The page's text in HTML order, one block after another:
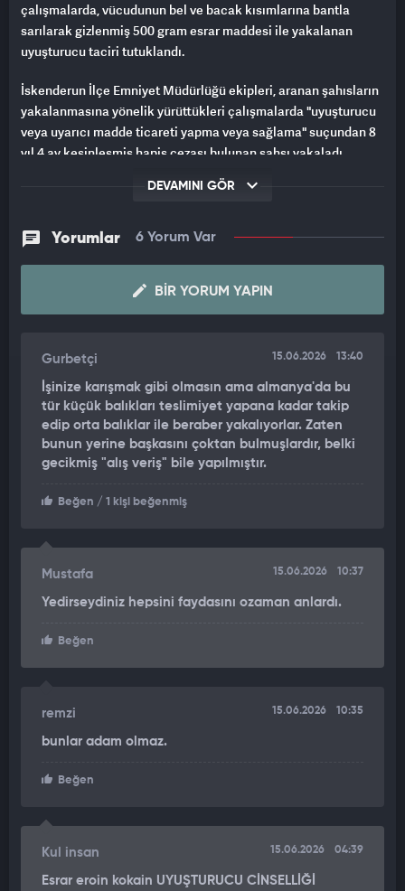
çalışmalarda, vücudunun bel ve bacak kısımlarına bantla
sarılarak gizlenmiş 500 gram esrar maddesi ile yakalanan
uyuşturucu taciri tutuklandı.
İskenderun İlçe Emniyet Müdürlüğü ekipleri, aranan şahısların
yakalanmasına yönelik yürüttükleri çalışmalarda "uyuşturucu
veya uyarıcı madde ticareti yapma veya sağlama" suçundan 8
yıl 4 ay kesinleşmiş hapis cezası bulunan şahsı yakaladı.
gerçekleştirilen operasyonda Ş.E.'nin üzerinde gerçekleştirilen
gram esrar maddesi ele geçirildi.
emniyetteki işlemlerinin ardından sevk edildiği adli
makamlarca tutuklanarak cezaevine gönderildi.
DEVAMINI GÖR
Yorumlar 6 Yorum Var
BIR YORUM YAPIN
Gurbetçi 15.06.2026 13:40
İşinize karışmak gibi olmasın ama almanya'da bu
tür küçük balıkları teslimiyet yapana kadar takip
edip orta balıklar ile beraber yakalıyorlar. Zaten
bunun yerine başkasını çoktan bulmuşlardır, belki
gecikmiş "alış veriş" bile yapılmıştır.
Beğen / 1 kişi beğenmiş
Mustafa 15.06.2026 10:37
Yedirseydiniz hepsini faydasını ozaman anlardı.
Beğen
remzi 15.06.2026 10:35
bunlar adam olmaz.
Beğen
Kul insan 15.06.2026 04:39
Esrar eroin kokain UYUŞTURUCU CİNSELLİĞİ